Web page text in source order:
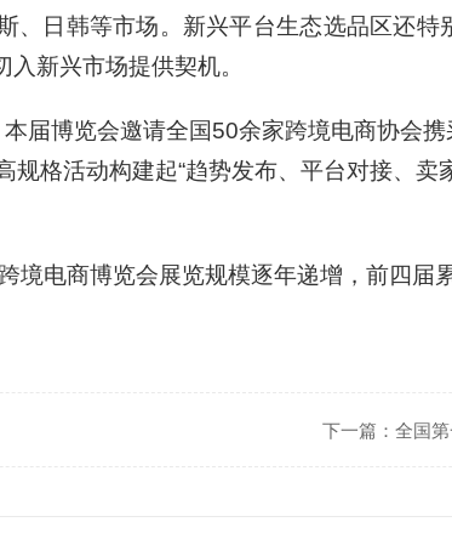
、日韩等市场。新兴平台生态选品区还
新兴市场提供契机。
届博览会邀请全国50余家跨境电商协会
规格活动构建起“趋势发布、平台对接、
境电商博览会展览规模逐年递增，前四届
下一篇： 全国